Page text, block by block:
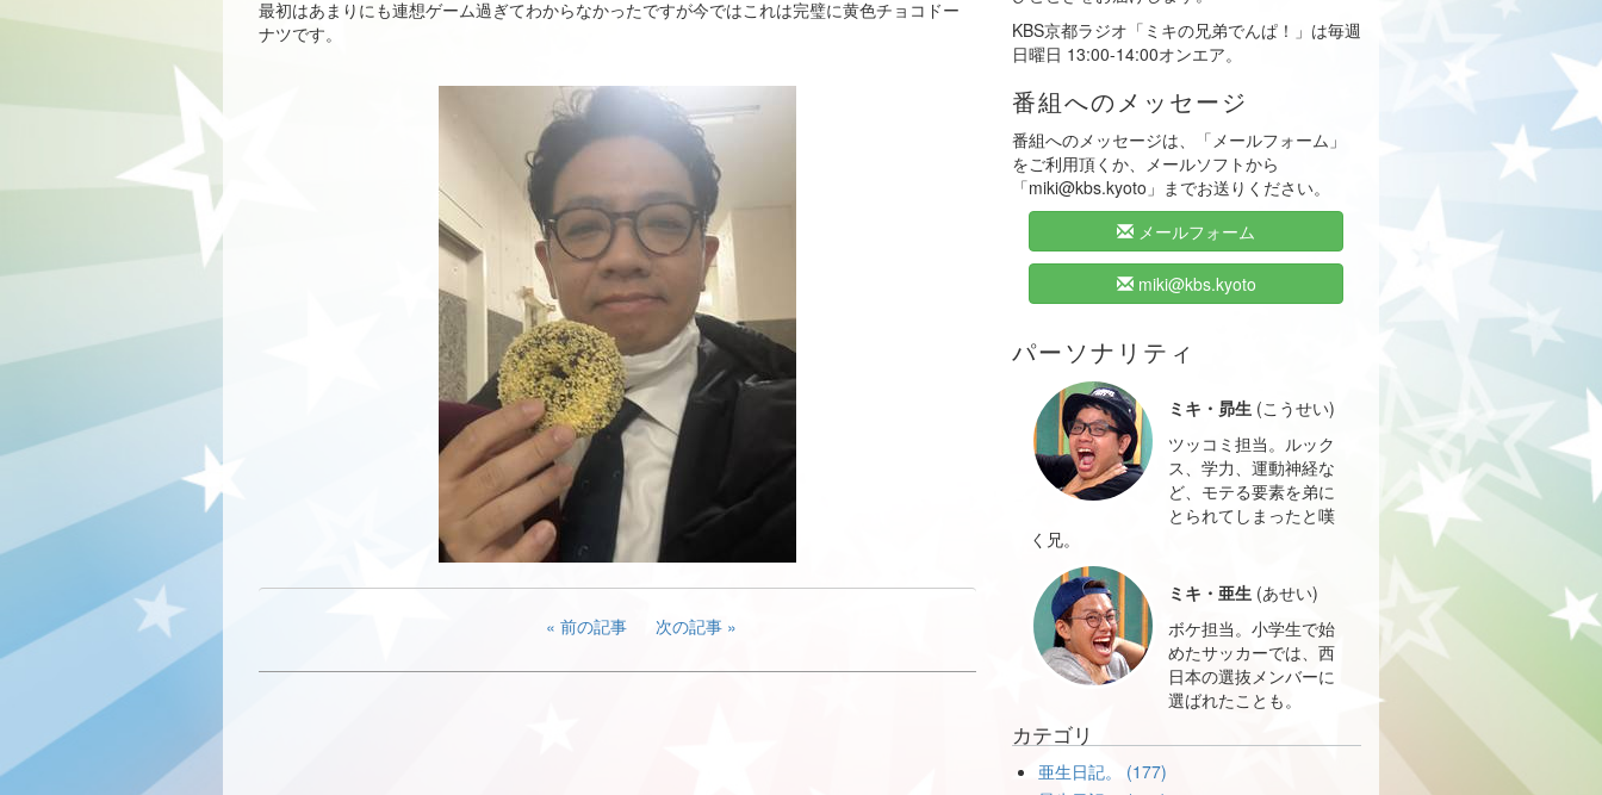
最初はあまりにも連想ゲーム過ぎてわからなかったですが今ではこれは完璧に黄色チョコドー
ナツです。
前の記事 次の記事
KBS京都ラジオ「ミキの兄弟でんぱ！」は毎週
日曜日 13:00-14:00オンエア。
番組へのメッセージ
番組へのメッセージは、「メールフォーム」
をご利用頂くか、メールソフトから
「miki@kbs.kyoto」までお送りください。
メールフォーム
miki@kbs.kyoto
パーソナリティ
ミキ・昴生(こうせい)
ツッコミ担当。ルック
ス、学力、運動神経な
ど、モテる要素を弟に
とられてしまったと嘆
く兄。
ミキ・亜生(あせい)
ボケ担当。小学生で始
めたサッカーでは、西
日本の選抜メンバーに
選ばれたことも。
カテゴリ
亜生日記。 (177)